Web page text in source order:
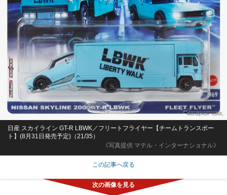
《写真提供 マテル・インターナショナル》
日産 スカイライン GT-R LBWK／フリートフライヤー【チームトランスポー
ト】(8月31日発売予定)（21/35）
この記事へ戻る